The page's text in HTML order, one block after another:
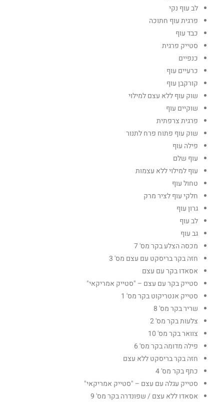
לב עוף נקי
פרגית עוף חתוכה
כבד עוף
סטייק פרגית
כנפיים
כרעיים עוף
קורקבן עוף
שוק עוף ללא עצם למילוי
שוקיים עוף
פרגית צרפתית
שוק עוף פתוח פרח לתנור
פילה עוף
עוף שלם
עוף למילוי ללא עצמות
טחול עוף
חלקי עוף לציר מרק
גרון עוף
לב עוף
גב עוף
מכסה הצלע בקר מס' 7
חזה בקר בריסקט עם עצם מס' 3
אסאדו בקר עם עצם
סטייק בקר עם עצם – "סטייק אמריקאי"
סטייק אנטריקוט בקר מס' 1
שריר בקר מס' 8
צלעות בקר מס' 2
צוואר בקר מס' 10
פילה מדומה בקר מס' 6
חזה בקר בריסקט ללא עצם
כתף בקר מס' 4
סטייק עגלה עם עצם – "סטייק אמריקאי"
אסאדו ללא עצם / שפונדרה בקר מס' 9